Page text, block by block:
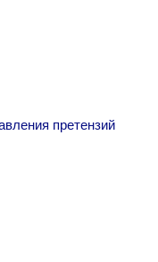
претензий